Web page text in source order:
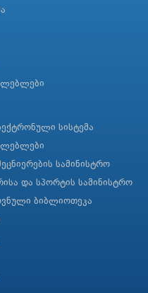
სისტემა
სამინისტრო
და სპორტის სამინისტრო
ბიბლიოთეკა